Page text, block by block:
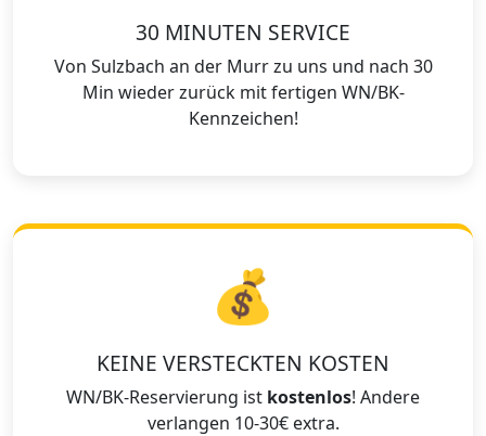
30 MINUTEN SERVICE
Von Sulzbach an der Murr zu uns und nach 30
Min wieder zurück mit fertigen WN/BK-
Kennzeichen!
💰
KEINE VERSTECKTEN KOSTEN
WN/BK-Reservierung ist kostenlos! Andere
verlangen 10-30€ extra.